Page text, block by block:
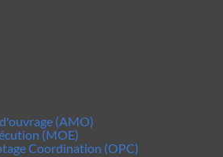
(AMO)
(MOE)
Coordination (OPC)